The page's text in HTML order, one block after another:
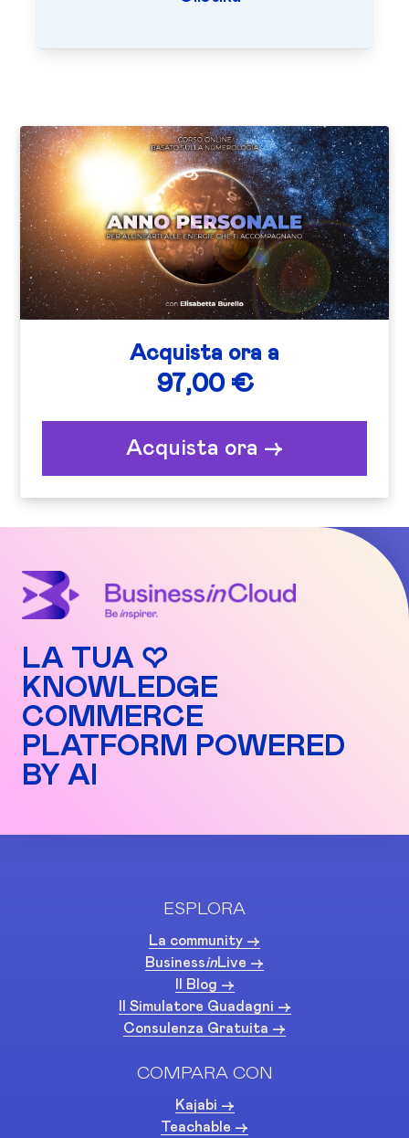
Acquista ora a
97,00 €
Acquista ora ->
LA TUA ♡
KNOWLEDGE
COMMERCE
PLATFORM POWERED
BY AI
ESPLORA
La community ->
BusinessinLive ->
Il Blog ->
Il Simulatore Guadagni ->
Consulenza Gratuita ->
COMPARA CON
Kajabi ->
Teachable ->